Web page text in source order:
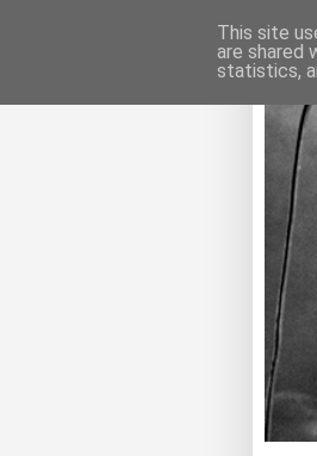
This site
are shared
statistics,